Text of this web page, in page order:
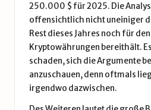
250.000 $ für 2025. Die
offensichtlich nicht uneiniger
Rest dieses Jahres noch für
Kryptowährungen bereithält.
schaden, sich die Argumente
anzuschauen, denn oftmals
irgendwo dazwischen.